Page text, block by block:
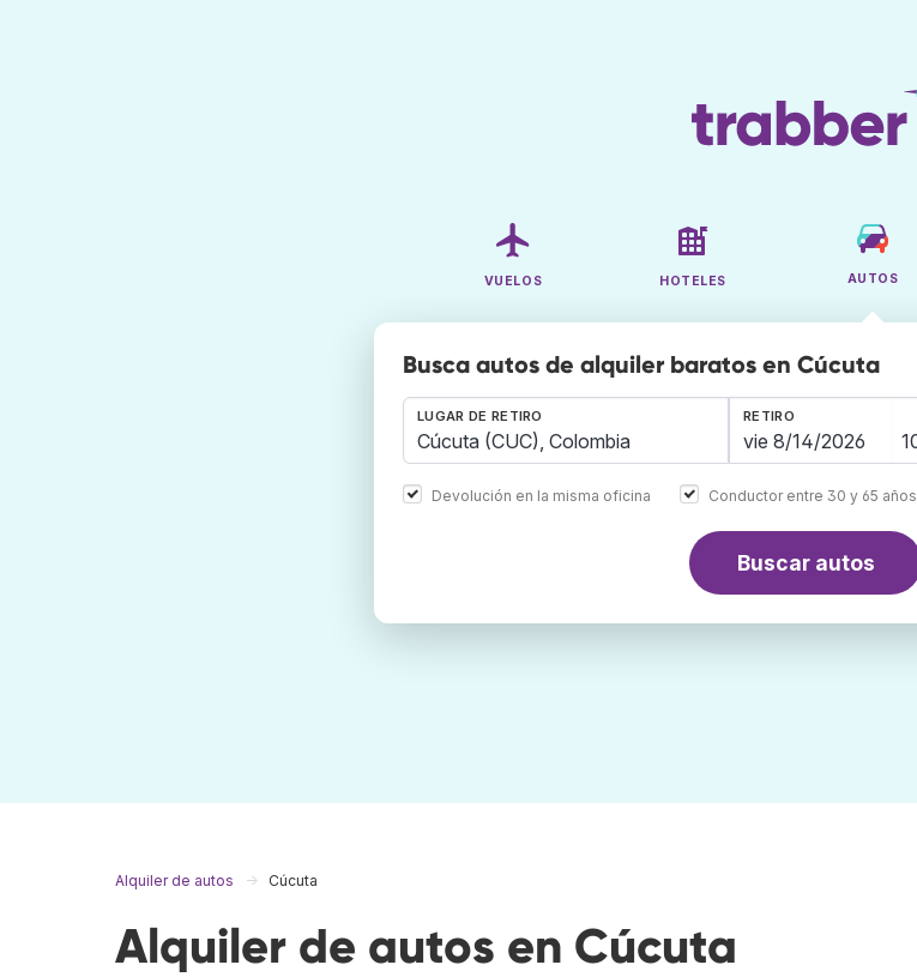
VUELOS HOTELES AUTOS
Busca autos de alquiler baratos en Cúcuta
LUGAR DE RETIRO RETIRO
Devolución en la misma oficina Conductor entre 30 y 65 años
Buscar autos
Alquiler de autos Cúcuta
Alquiler de autos en Cúcuta